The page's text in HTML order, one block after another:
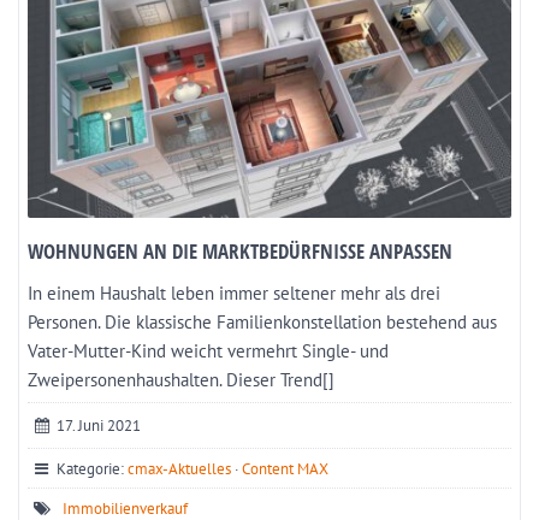
WOHNUNGEN AN DIE MARKTBEDÜRFNISSE ANPASSEN
In einem Haushalt leben immer seltener mehr als drei
Personen. Die klassische Familienkonstellation bestehend aus
Vater-Mutter-Kind weicht vermehrt Single- und
Zweipersonenhaushalten. Dieser Trend[]
17. Juni 2021
Kategorie:cmax-Aktuelles ·Content MAX
Immobilienverkauf